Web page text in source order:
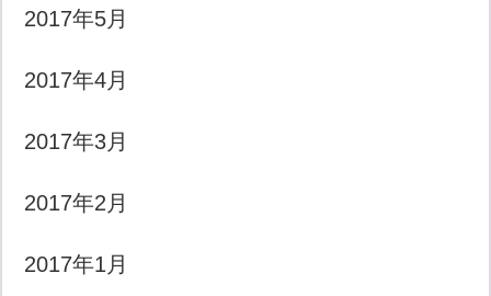
2017年5月
2017年4月
2017年3月
2017年2月
2017年1月